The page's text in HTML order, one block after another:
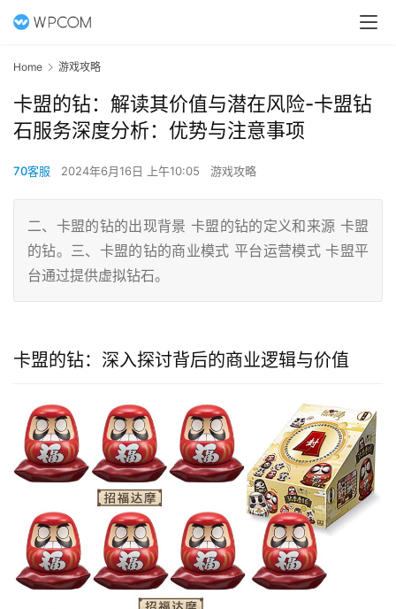
Home 游戏攻略
卡盟的钻：解读其价值与潜在风险-卡盟钻
石服务深度分析：优势与注意事项
70客服 2024年6月16日 上午10:05 游戏攻略
二、卡盟的钻的出现背景 卡盟的钻的定义和来源 卡盟
的钻。三、卡盟的钻的商业模式 平台运营模式 卡盟平
台通过提供虚拟钻石。
卡盟的钻：深入探讨背后的商业逻辑与价值